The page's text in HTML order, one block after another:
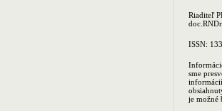
Riaditeľ
ISSN:
sme
je možné